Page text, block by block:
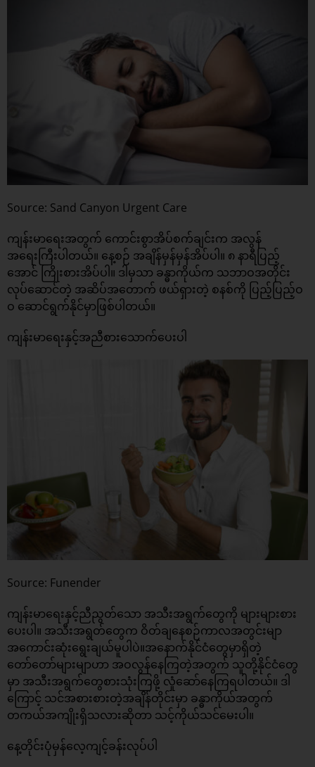
Source: Sand Canyon Urgent Care
ကျန်းမာရေးအတွက် ကောင်းစွာအိပ်စက်ချင်းက အလွန်
အရေးကြီးပါတယ်။ နေ့စဉ် အချိန်မှန်မှန်အိပ်ပါ။ ၈ နာရီပြည့်
အောင် ကြိုးစားအိပ်ပါ။ ဒါမှသာ ခန္ဓာကိုယ်က သဘာဝအတိုင်း
လုပ်ဆောင်တဲ့ အဆိပ်အတောက် ဖယ်ရှားတဲ့ စနစ်ကို ပြည့်ပြည့်ဝ
ဝ ဆောင်ရွက်နိုင်မှာဖြစ်ပါတယ်။
ကျန်းမာရေးနှင့်အညီစားသောက်ပေးပါ
Source: Funender
ကျန်းမာရေးနှင့်ညီညွတ်သော အသီးအရွက်တွေကို များများစား
ပေးပါ။ အသီးအရွတ်တွေက ဝိတ်ချနေစဉ်ကာလအတွင်းမျာ
အကောင်းဆုံးရွေးချယ်မူပါပဲ။အနောက်နိုင်ငံတွေမှာရှိတဲ့
တော်တော်များမျာဟာ အဝလွန်နေကြတဲ့အတွက် သူတို့နိုင်ငံတွေ
မှာ အသီးအရွက်တွေစားသုံးကြဖို့ လှုံဆော်နေကြရပါတယ်။ ဒါ
ကြောင့် သင်အစားစားတဲ့အချိန်တိုင်းမှာ ခန္ဓာကိုယ်အတွက်
တကယ်အကျိုးရှိသလားဆိုတာ သင့်ကိုယ်သင်မေးပါ။
နေ့တိုင်းပုံမှန်လေ့ကျင့်ခန်းလုပ်ပါ